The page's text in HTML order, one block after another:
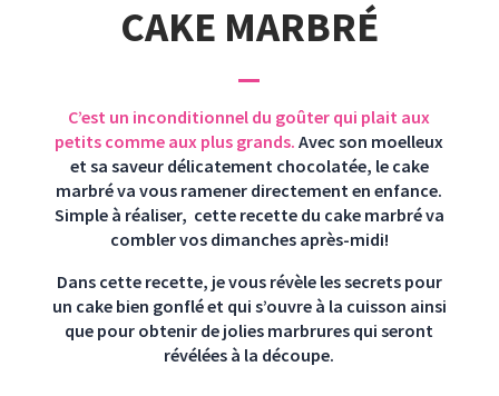
CAKE MARBRÉ
C’est un inconditionnel du goûter qui plait aux
petits comme aux plus grands. Avec son moelleux
et sa saveur délicatement chocolatée, le cake
marbré va vous ramener directement en enfance.
Simple à réaliser, cette recette du cake marbré va
combler vos dimanches après-midi!
Dans cette recette, je vous révèle les secrets pour
un cake bien gonflé et qui s’ouvre à la cuisson ainsi
que pour obtenir de jolies marbrures qui seront
révélées à la découpe.